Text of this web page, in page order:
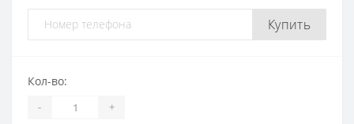
Купить
Кол-во:
- +